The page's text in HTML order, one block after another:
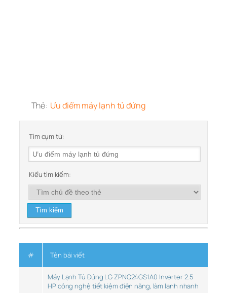
Thẻ: Ưu điểm máy lạnh tủ đứng
Tìm cụm từ:
Kiểu tìm kiếm:
# Tên bài viết
Máy Lạnh Tủ Đứng LG ZPNQ24GS1A0 Inverter 2.5
HP công nghệ tiết kiệm điện năng, làm lạnh nhanh